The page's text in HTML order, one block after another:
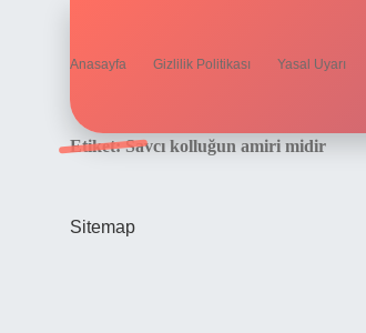
Anasayfa Gizlilik Politikası Yasal Uyarı
Etiket:Savcı kolluğun amiri midir
Sitemap